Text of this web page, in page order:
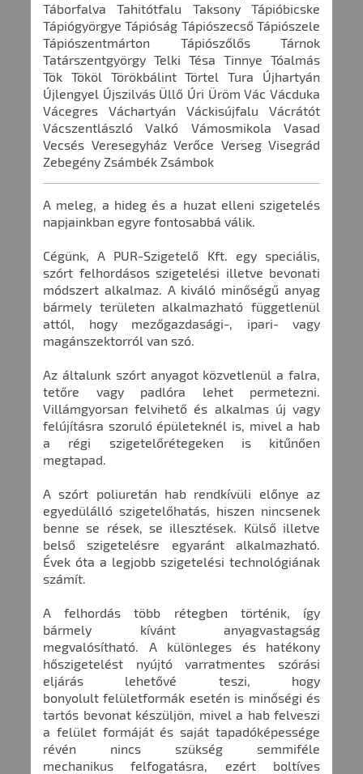
Táborfalva Tahitótfalu Taksony Tápióbicske
Tápiógyörgye Tápióság Tápiószecső Tápiószele
Tápiószentmárton Tápiószőlős Tárnok
Tatárszentgyörgy Telki Tésa Tinnye Tóalmás
Tök Tököl Törökbálint Törtel Tura Újhartyán
Újlengyel Újszilvás Üllő Úri Üröm Vác Vácduka
Vácegres Váchartyán Váckisújfalu Vácrátót
Vácszentlászló Valkó Vámosmikola Vasad
Vecsés Veresegyház Verőce Verseg Visegrád
Zebegény Zsámbék Zsámbok
A meleg, a hideg és a huzat elleni szigetelés
napjainkban egyre fontosabbá válik.
Cégünk, A PUR-Szigetelő Kft. egy speciális,
szórt felhordásos szigetelési illetve bevonati
módszert alkalmaz. A kiváló minőségű anyag
bármely területen alkalmazható függetlenül
attól, hogy mezőgazdasági-, ipari- vagy
magánszektorról van szó.
Az általunk szórt anyagot közvetlenül a falra,
tetőre vagy padlóra lehet permetezni.
Villámgyorsan felvihető és alkalmas új vagy
felújításra szoruló épületeknél is, mivel a hab
a régi szigetelőrétegeken is kitűnően
megtapad.
A szórt poliuretán hab rendkívüli előnye az
egyedülálló szigetelőhatás, hiszen nincsenek
benne se rések, se illesztések. Külső illetve
belső szigetelésre egyaránt alkalmazható.
Évek óta a legjobb szigetelési technológiának
számít.
A felhordás több rétegben történik, így
bármely kívánt anyagvastagság
megvalósítható. A különleges és hatékony
hőszigetelést nyújtó varratmentes szórási
eljárás lehetővé teszi, hogy
bonyolult felületformák esetén is minőségi és
tartós bevonat készüljön, mivel a hab felveszi
a felület formáját és saját tapadóképessége
révén nincs szükség semmiféle
mechanikus felfogatásra, ezért boltíves